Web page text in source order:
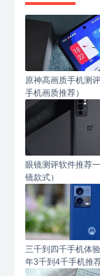
原神高画质手机测
手机画质推荐）
眼镜测评软件推荐
镜款式）
三千到四千手机体
年3千到4千手机推荐